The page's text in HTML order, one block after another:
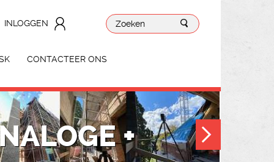
INLOGGEN
CONTACTEER ONS
+